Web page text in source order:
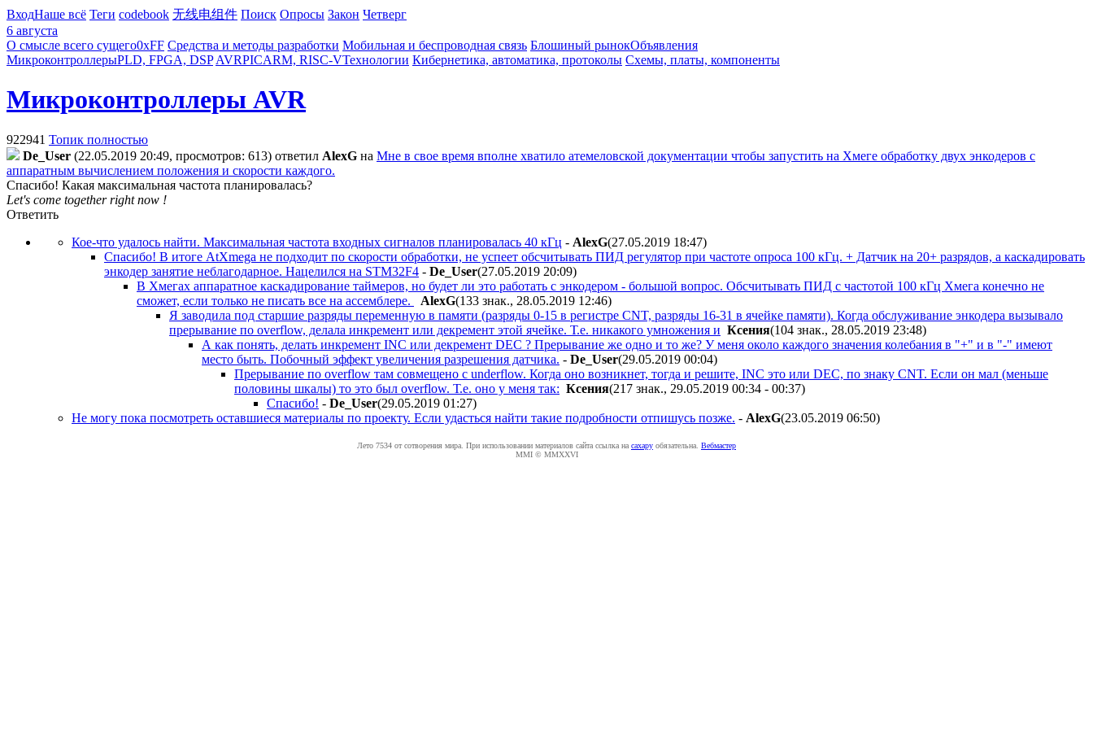
ВходНаше всё Теги codebook 无线电组件 Поиск Опросы Закон Четверг
6 августа
О смысле всего сущего0xFF Средства и методы разработки Мобильная и беспроводная связь Блошиный рынокОбъявления
МикроконтроллерыPLD, FPGA, DSP AVRPICARM, RISC-VТехнологии Кибернетика, автоматика, протоколы Схемы, платы, компоненты
Микроконтроллеры AVR
922941 Топик полностью
De_User (22.05.2019 20:49, просмотров: 613) ответил AlexG на Мне в свое время вполне хватило атемеловской документации чтобы запустить на Хмеге обработку двух энкодеров с
аппаратным вычислением положения и скорости каждого.
Спасибо! Какая максимальная частота планировалась?
Let's come together right now !
Ответить
Кое-что удалось найти. Максимальная частота входных сигналов планировалась 40 кГц - AlexG(27.05.2019 18:47)
Спасибо! В итоге AtXmega не подходит по скорости обработки, не успеет обсчитывать ПИД регулятор при частоте опроса 100 кГц. + Датчик на 20+ разрядов, а каскадировать
энкодер занятие неблагодарное. Нацелился на STM32F4 - De_User(27.05.2019 20:09)
В Хмегах аппаратное каскадирование таймеров, но будет ли это работать с энкодером - большой вопрос. Обсчитывать ПИД с частотой 100 кГц Хмега конечно не
сможет, если только не писать все на ассемблере.
AlexG(133 знак., 28.05.2019 12:46)
Я заводила под старшие разряды переменную в памяти (разряды 0-15 в регистре CNT, разряды 16-31 в ячейке памяти). Когда обслуживание энкодера вызывало
прерывание по overflow, делала инкремент или декремент этой ячейке. Т.е. никакого умножения и Ксения(104 знак., 28.05.2019 23:48)
А как понять, делать инкремент INC или декремент DEC ? Прерывание же одно и то же? У меня около каждого значения колебания в "+" и в "-" имеют
место быть. Побочный эффект увеличения разрешения датчика. - De_User(29.05.2019 00:04)
Прерывание по overflow там совмещено с underflow. Когда оно возникнет, тогда и решите, INC это или DEC, по знаку CNT. Если он мал (меньше
половины шкалы) то это был overflow. Т.е. оно у меня так: Ксения(217 знак., 29.05.2019 00:34 - 00:37)
Спасибо! - De_User(29.05.2019 01:27)
Не могу пока посмотреть оставшиеся материалы по проекту. Если удасться найти такие подробности отпишусь позже. - AlexG(23.05.2019 06:50)
Лето 7534 от сотворения мира. При использовании материалов сайта ссылка на caxapу обязательна. Вебмастер
MMI © MMXXVI